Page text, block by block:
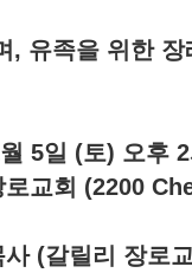
, 유족을 위한
5일 (토) 오후 2
로교회 (2200
(갈릴리 장로